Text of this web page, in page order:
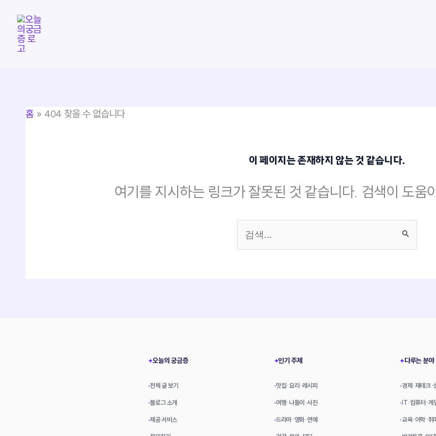
홈 404 찾을 수 없습니다
이 페이지는 존재하지 않는 것 같습니다.
여기를 지시하는 링크가 잘못된 것 같습니다. 검색이 도움
✦오늘의 궁금증
•전체 글 보기
•블로그 소개
•제공 서비스
✦인기 주제
•맛집·요리·레시피
•여행·나들이·사진
•드라마·영화·연예
✦다루는 분야
•경제·재테크·
•IT·컴퓨터·게
•교육·어학·취